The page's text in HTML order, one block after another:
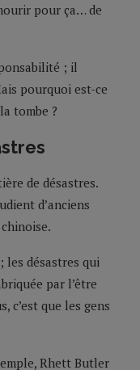
pour ça… de
; il
pourquoi est-ce
tombe ?
de désastres.
d’anciens
désastres qui
par l’être
c’est que les gens
Rhett Butler